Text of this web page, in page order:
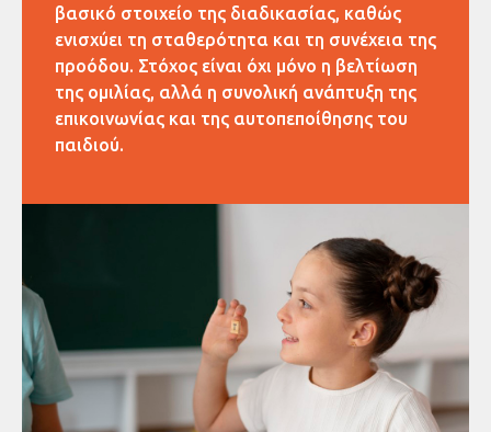
βασικό στοιχείο της διαδικασίας, καθώς
ενισχύει τη σταθερότητα και τη συνέχεια της
προόδου. Στόχος είναι όχι μόνο η βελτίωση
της ομιλίας, αλλά η συνολική ανάπτυξη της
επικοινωνίας και της αυτοπεποίθησης του
παιδιού.